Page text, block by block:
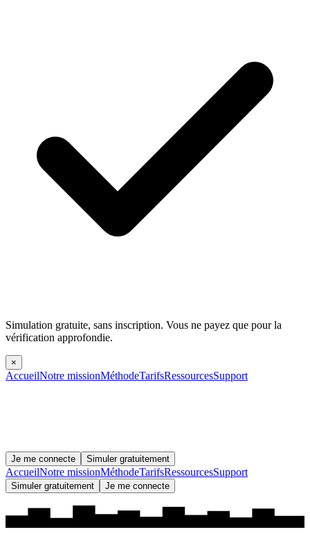
Simulation gratuite, sans inscription. Vous ne payez que pour la
vérification approfondie.
×
AccueilNotre missionMéthodeTarifsRessourcesSupport
Je me connecte Simuler gratuitement
AccueilNotre missionMéthodeTarifsRessourcesSupport
Simuler gratuitement Je me connecte